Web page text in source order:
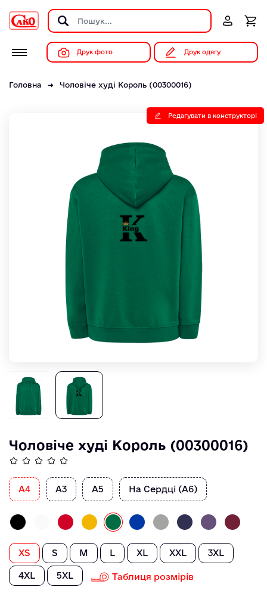
Друк фото Друк одягу
Головна Чоловіче худі Король (00300016)
Редагувати в конструкторі
Чоловіче худі Король (00300016)
А4 А3 А5 На Сердці (А6)
XS S M L XL XXL 3XL
4XL 5XL Таблиця розмірів